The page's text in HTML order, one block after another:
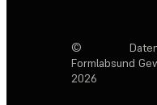
©
Formlabs
2026
und